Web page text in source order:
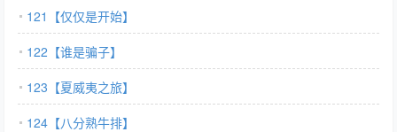
121【仅仅是开始】
122【谁是骗子】
123【夏威夷之旅】
124【八分熟牛排】